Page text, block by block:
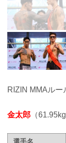
RIZIN MMAルー
金太郎 （